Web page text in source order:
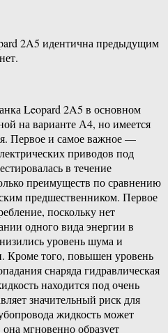
2A5 идентична предыдущим
Leopard 2A5 в основном
на варианте А4, но имеется
Первое и самое важное —
приводов под
в течение
преимуществ по сравнению
предшественником. Первое
поскольку нет
одного вида энергии в
уровень шума и
Кроме того, повышен уровень
снаряда гидравлическая
находится под очень
значительный риск для
жидкость может
мгновенно образует